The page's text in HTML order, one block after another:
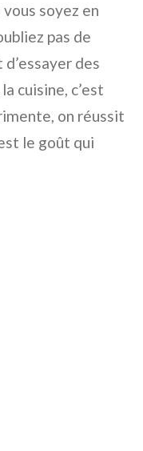
soyez en
pas de
des
cuisine, c’est
on réussit
le goût qui